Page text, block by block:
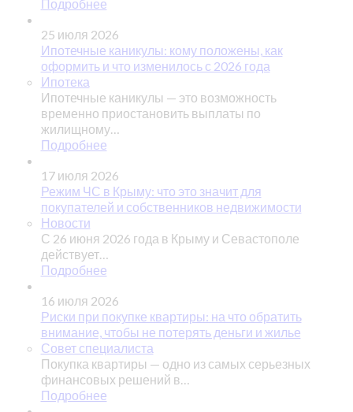
Подробнее
25 июля 2026
Ипотечные каникулы: кому положены, как
оформить и что изменилось с 2026 года
Ипотека
Ипотечные каникулы — это возможность
временно приостановить выплаты по
жилищному…
Подробнее
17 июля 2026
Режим ЧС в Крыму: что это значит для
покупателей и собственников недвижимости
Новости
С 26 июня 2026 года в Крыму и Севастополе
действует…
Подробнее
16 июля 2026
Риски при покупке квартиры: на что обратить
внимание, чтобы не потерять деньги и жилье
Совет специалиста
Покупка квартиры — одно из самых серьезных
финансовых решений в…
Подробнее